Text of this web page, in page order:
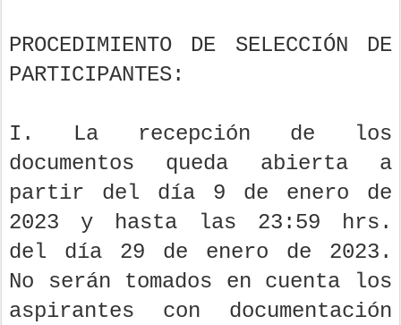
PROCEDIMIENTO DE SELECCIÓN DE
PARTICIPANTES:
I. La recepción de los
documentos queda abierta a
partir del día 9 de enero de
2023 y hasta las 23:59 hrs.
del día 29 de enero de 2023.
No serán tomados en cuenta los
aspirantes con documentación